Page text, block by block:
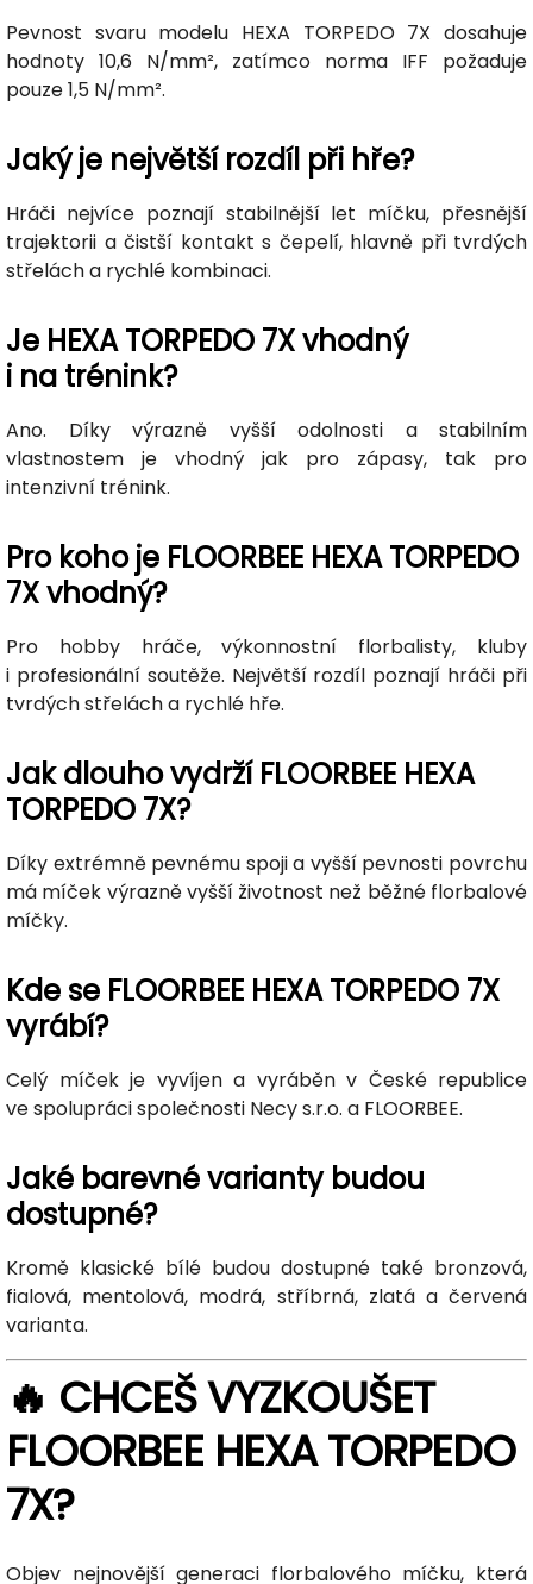
Pevnost svaru modelu HEXA TORPEDO 7X dosahuje
hodnoty 10,6 N/mm², zatímco norma IFF požaduje
pouze 1,5 N/mm².
Jaký je největší rozdíl při hře?
Hráči nejvíce poznají stabilnější let míčku, přesnější
trajektorii a čistší kontakt s čepelí, hlavně při tvrdých
střelách a rychlé kombinaci.
Je HEXA TORPEDO 7X vhodný
i na trénink?
Ano. Díky výrazně vyšší odolnosti a stabilním
vlastnostem je vhodný jak pro zápasy, tak pro
intenzivní trénink.
Pro koho je FLOORBEE HEXA TORPEDO
7X vhodný?
Pro hobby hráče, výkonnostní florbalisty, kluby
i profesionální soutěže. Největší rozdíl poznají hráči při
tvrdých střelách a rychlé hře.
Jak dlouho vydrží FLOORBEE HEXA
TORPEDO 7X?
Díky extrémně pevnému spoji a vyšší pevnosti povrchu
má míček výrazně vyšší životnost než běžné florbalové
míčky.
Kde se FLOORBEE HEXA TORPEDO 7X
vyrábí?
Celý míček je vyvíjen a vyráběn v České republice
ve spolupráci společnosti Necy s.r.o. a FLOORBEE.
Jaké barevné varianty budou
dostupné?
Kromě klasické bílé budou dostupné také bronzová,
fialová, mentolová, modrá, stříbrná, zlatá a červená
varianta.
🔥 CHCEŠ VYZKOUŠET
FLOORBEE HEXA TORPEDO
7X?
Objev nejnovější generaci florbalového míčku, která